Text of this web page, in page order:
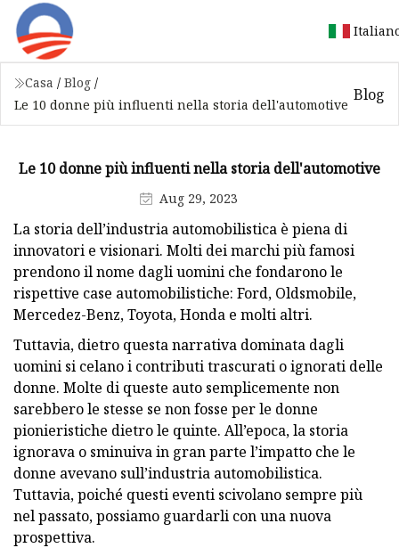
Casa / Blog /
Le 10 donne più influenti nella storia dell'automotive
Blog
Le 10 donne più influenti nella storia dell'automotive
Aug 29, 2023
La storia dell’industria automobilistica è piena di
innovatori e visionari. Molti dei marchi più famosi
prendono il nome dagli uomini che fondarono le
rispettive case automobilistiche: Ford, Oldsmobile,
Mercedez-Benz, Toyota, Honda e molti altri.
Tuttavia, dietro questa narrativa dominata dagli
uomini si celano i contributi trascurati o ignorati delle
donne. Molte di queste auto semplicemente non
sarebbero le stesse se non fosse per le donne
pionieristiche dietro le quinte. All’epoca, la storia
ignorava o sminuiva in gran parte l’impatto che le
donne avevano sull’industria automobilistica.
Tuttavia, poiché questi eventi scivolano sempre più
nel passato, possiamo guardarli con una nuova
prospettiva.